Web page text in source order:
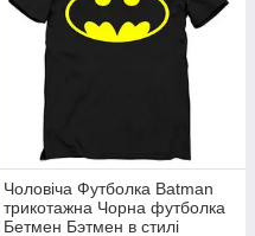
Чоловіча Футболка Batman
трикотажна Чорна футболка
Бетмен Бэтмен в стилі